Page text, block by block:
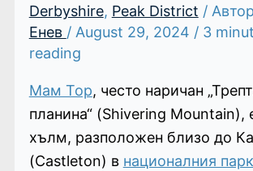
Derbyshire, Peak District /
Енев / August 29, 2024 / 3
reading
Мам Тор, често наричан
планина“ (Shivering Mountain),
хълм, разположен близо до
(Castleton) в националния